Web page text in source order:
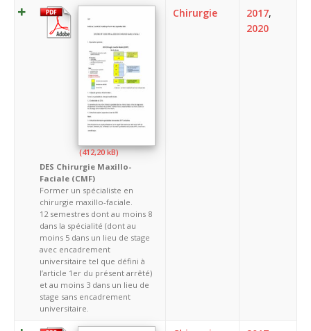
DES Chirurgie Maxillo-
Faciale (CMF)
Former un spécialiste en
chirurgie maxillo-faciale.
12 semestres dont au moins 8
dans la spécialité (dont au
moins 5 dans un lieu de stage
avec encadrement
universitaire tel que défini à
l’article 1er du présent arrêté)
et au moins 3 dans un lieu de
stage sans encadrement
universitaire.
Chirurgie 2017,
2020